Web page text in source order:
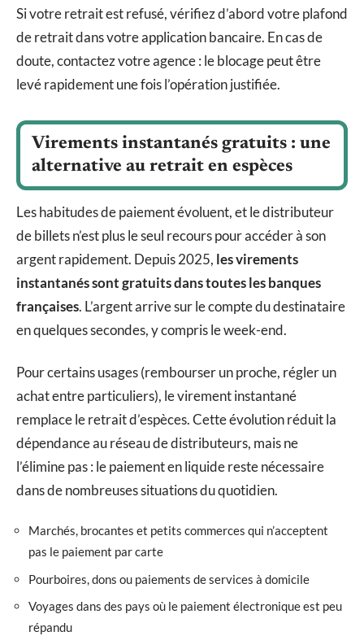
Si votre retrait est refusé, vérifiez d’abord votre plafond
de retrait dans votre application bancaire. En cas de
doute, contactez votre agence : le blocage peut être
levé rapidement une fois l’opération justifiée.
Virements instantanés gratuits : une
alternative au retrait en espèces
Les habitudes de paiement évoluent, et le distributeur
de billets n’est plus le seul recours pour accéder à son
argent rapidement. Depuis 2025, les virements
instantanés sont gratuits dans toutes les banques
françaises. L’argent arrive sur le compte du destinataire
en quelques secondes, y compris le week-end.
Pour certains usages (rembourser un proche, régler un
achat entre particuliers), le virement instantané
remplace le retrait d’espèces. Cette évolution réduit la
dépendance au réseau de distributeurs, mais ne
l’élimine pas : le paiement en liquide reste nécessaire
dans de nombreuses situations du quotidien.
Marchés, brocantes et petits commerces qui n’acceptent
pas le paiement par carte
Pourboires, dons ou paiements de services à domicile
Voyages dans des pays où le paiement électronique est peu
répandu